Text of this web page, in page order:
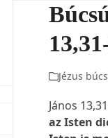
Jézus
János
az Isten